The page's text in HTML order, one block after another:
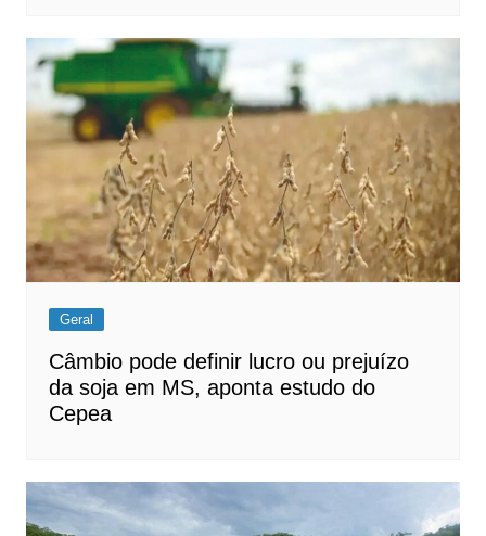
Geral
Câmbio pode definir lucro ou prejuízo
da soja em MS, aponta estudo do
Cepea